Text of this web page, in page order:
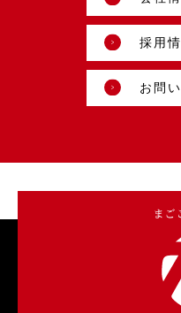
採用
お問